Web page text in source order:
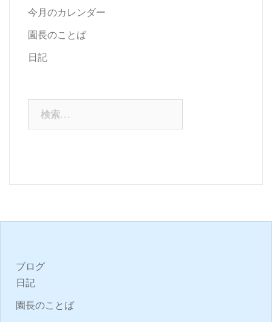
今月のカレンダー
園長のことば
日記
ブログ
日記
園長のことば